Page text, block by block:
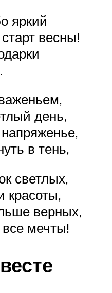
яркий
весны!
день,
в тень,
светлых,
красоты,
верных,
мечты!